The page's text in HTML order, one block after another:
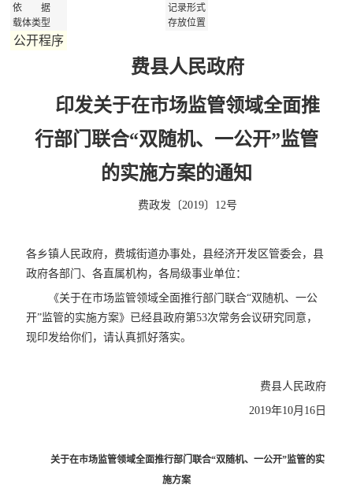
依 据
记录形式
载体类型
存放位置
公开程序
费县人民政府
印发关于在市场监管领域全面推
行部门联合“双随机、一公开”监管
的实施方案的通知
费政发〔2019〕12号
各乡镇人民政府，费城街道办事处，县经济开发区管委会，县
政府各部门、各直属机构，各局级事业单位：
《关于在市场监管领域全面推行部门联合“双随机、一公
开”监管的实施方案》已经县政府第53次常务会议研究同意，
现印发给你们，请认真抓好落实。
费县人民政府
2019年10月16日
关于在市场监管领域全面推行部门联合“双随机、一公开”监管的实
施方案